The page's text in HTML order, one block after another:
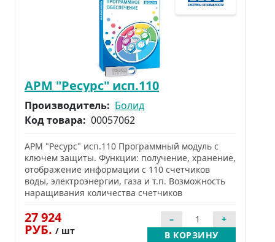
АРМ "Ресурс" исп.110
Производитель: Болид
Код товара: 00057062
АРМ "Ресурс" исп.110 Программный модуль с
ключем защиты. Функции: получение, хранение,
отображение информации с 110 счетчиков
воды, электроэнергии, газа и т.п. Возможность
наращивания количества счетчиков
27 924
РУБ. / шт В КОРЗИНУ